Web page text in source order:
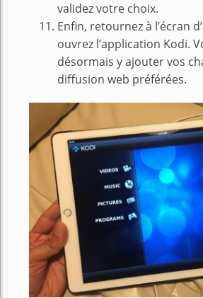
validez votre choix.
Enfin, retournez à l’écran
ouvrez l’application Kodi.
désormais y ajouter vos
diffusion web préférées.